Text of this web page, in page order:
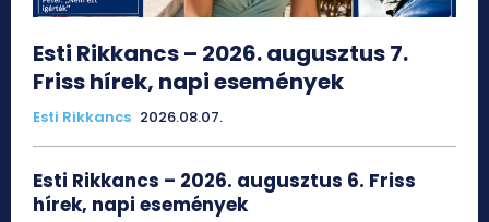
Esti Rikkancs – 2026. augusztus 7.
Friss hírek, napi események
Esti Rikkancs 2026.08.07.
Esti Rikkancs – 2026. augusztus 6. Friss
hírek, napi események